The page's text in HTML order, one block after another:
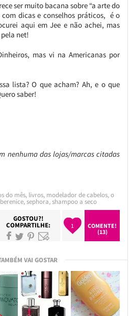
ser muito bacana sobre “a arte do
com dicas e conselhos práticos, é o
aqui em Jee e não achei, mas
net!
mas vi na Americanas por
lista? O que acham? Ah, e o que
saber!
nenhuma das lojas/marcas citadas
do mês, livros, modelador de cabelos,o
,sephora,shampoo a seco
GOSTOU?!
COMPARTILHE: 1
COMENTE!
(13)
VAI GOSTAR